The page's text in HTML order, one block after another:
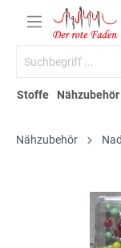
Stoffe Nähzubehör
Nähzubehör